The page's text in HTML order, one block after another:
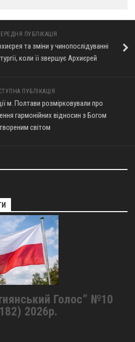
ПУБЛІКАЦІЯ
та зміни у чинопослідуванні
коли її звершує Архиєрей
ПУБЛІКАЦІЯ
м. Полтави розмірковували про
гармонійних відносин з Богом
світом
Голос” №10
2026р.